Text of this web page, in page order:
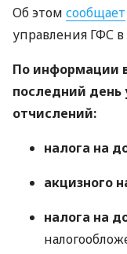
Об этом сообщает
управления ГФС
По информации
последний
отчислений:
налога на
акцизного
налога на